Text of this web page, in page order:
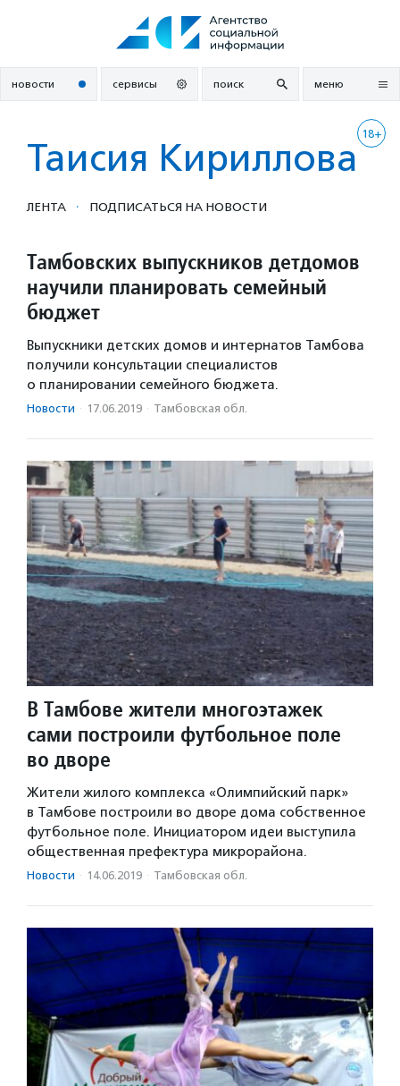
новости сервисы поиск меню
18+
Таисия Кириллова
ЛЕНТА · ПОДПИСАТЬСЯ НА НОВОСТИ
Тамбовских выпускников детдомов
научили планировать семейный
бюджет
Выпускники детских домов и интернатов Тамбова
получили консультации специалистов
о планировании семейного бюджета.
Новости · 17.06.2019 · Тамбовская обл.
В Тамбове жители многоэтажек
сами построили футбольное поле
во дворе
Жители жилого комплекса «Олимпийский парк»
в Тамбове построили во дворе дома собственное
футбольное поле. Инициатором идеи выступила
общественная префектура микрорайона.
Новости · 14.06.2019 · Тамбовская обл.